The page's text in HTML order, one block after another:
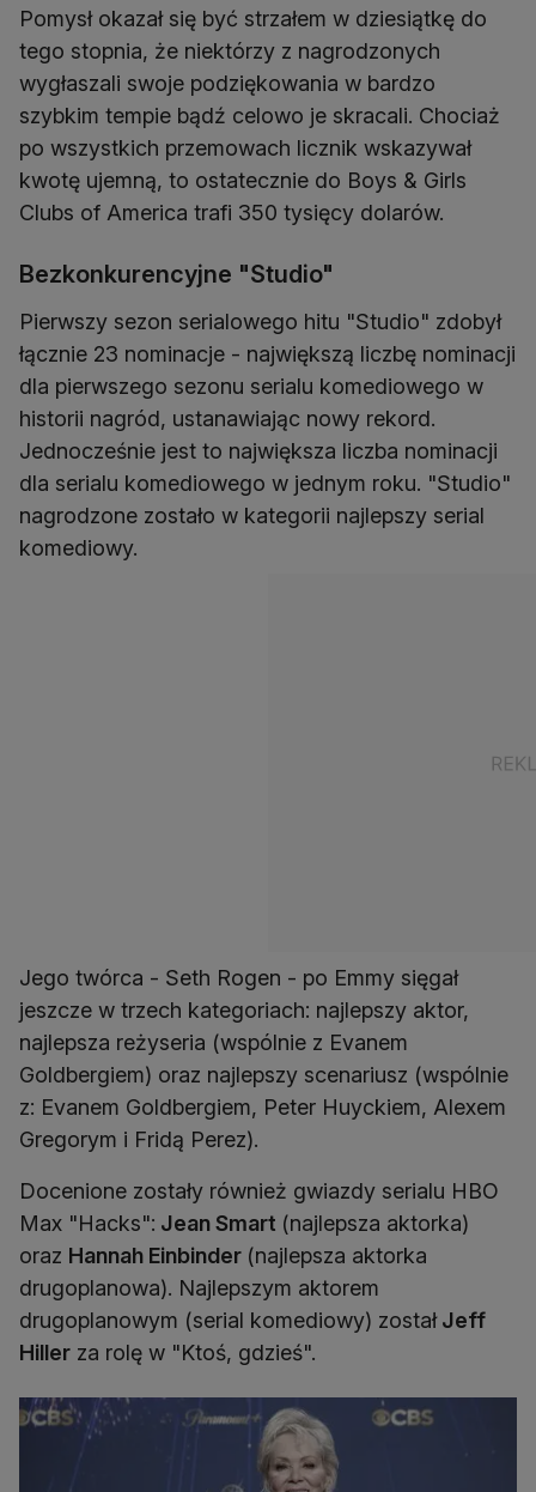
Pomysł okazał się być strzałem w dziesiątkę do
tego stopnia, że niektórzy z nagrodzonych
wygłaszali swoje podziękowania w bardzo
szybkim tempie bądź celowo je skracali. Chociaż
po wszystkich przemowach licznik wskazywał
kwotę ujemną, to ostatecznie do Boys & Girls
Clubs of America trafi 350 tysięcy dolarów.
Bezkonkurencyjne "Studio"
Pierwszy sezon serialowego hitu "Studio" zdobył
łącznie 23 nominacje - największą liczbę nominacji
dla pierwszego sezonu serialu komediowego w
historii nagród, ustanawiając nowy rekord.
Jednocześnie jest to największa liczba nominacji
dla serialu komediowego w jednym roku. "Studio"
nagrodzone zostało w kategorii najlepszy serial
komediowy.
Jego twórca - Seth Rogen - po Emmy sięgał
jeszcze w trzech kategoriach: najlepszy aktor,
najlepsza reżyseria (wspólnie z Evanem
Goldbergiem) oraz najlepszy scenariusz (wspólnie
z: Evanem Goldbergiem, Peter Huyckiem, Alexem
Gregorym i Fridą Perez).
Docenione zostały również gwiazdy serialu HBO
Max "Hacks": Jean Smart (najlepsza aktorka)
oraz Hannah Einbinder (najlepsza aktorka
drugoplanowa). Najlepszym aktorem
drugoplanowym (serial komediowy) zostałJeff
Hiller za rolę w "Ktoś, gdzieś".